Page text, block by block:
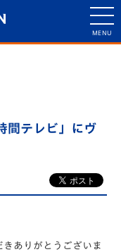
間テレビ」にヴ
ありがとうございま